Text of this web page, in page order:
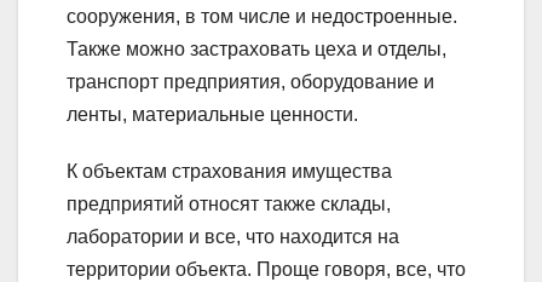
сооружения, в том числе и недостроенные.
Также можно застраховать цеха и отделы,
транспорт предприятия, оборудование и
ленты, материальные ценности.
К объектам страхования имущества
предприятий относят также склады,
лаборатории и все, что находится на
территории объекта. Проще говоря, все, что